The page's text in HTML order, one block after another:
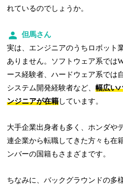
れているのでしょうか。
但馬さん
実は、エンジニアのうちロボット
ありません。ソフトウェア系では
ース経験者、ハードウェア系では
システム開発経験者など、幅広い
ンジニアが在籍しています。
大手企業出身者も多く、ホンダや
連企業から転職してきた方々も在
ンバーの国籍もさまざまです。
ちなみに、バックグラウンドの多